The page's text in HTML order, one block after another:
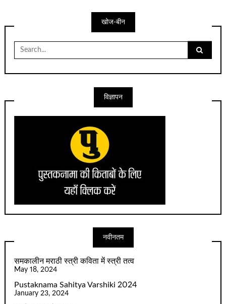
खोज-बीन
Search
for:
विज्ञापन
नवीनतम
समकालीन मराठी स्त्री कविता में स्त्री तत्व
May 18, 2024
Pustaknama Sahitya Varshiki 2024
January 23, 2024